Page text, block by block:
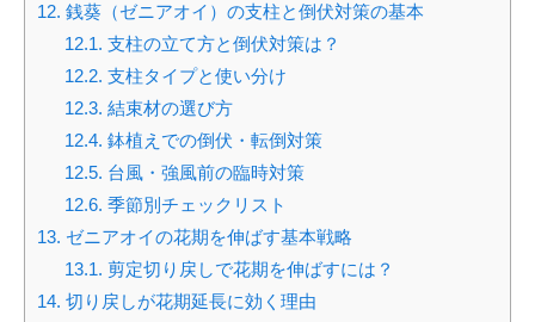
12. 銭葵（ゼニアオイ）の支柱と倒伏対策の基本
12.1. 支柱の立て方と倒伏対策は？
12.2. 支柱タイプと使い分け
12.3. 結束材の選び方
12.4. 鉢植えでの倒伏・転倒対策
12.5. 台風・強風前の臨時対策
12.6. 季節別チェックリスト
13. ゼニアオイの花期を伸ばす基本戦略
13.1. 剪定切り戻しで花期を伸ばすには？
14. 切り戻しが花期延長に効く理由